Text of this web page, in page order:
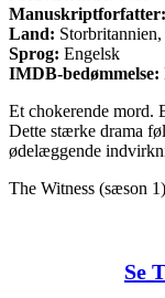
Manuskriptforfatter:
Land:
Sprog: Engelsk
IMDB-bedømmelse:
Et chokerende mord.
Dette stærke drama
ødelæggende
The Witness (sæson
Se